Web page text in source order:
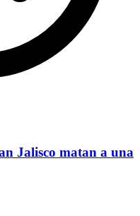
Jalisco matan a una